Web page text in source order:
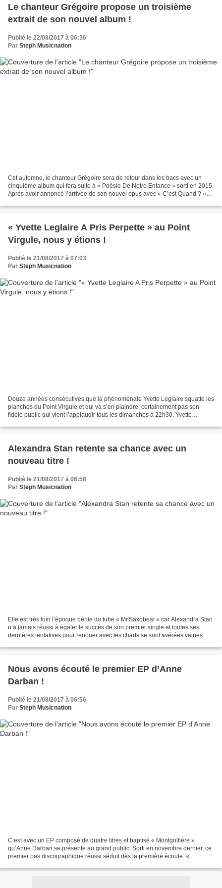
Le chanteur Grégoire propose un troisième
extrait de son nouvel album !
Publié le 22/08/2017 à 06:36
Par Steph Musicnation
Cet automne, le chanteur Grégoire sera de retour dans les bacs avec un
cinquième album qui fera suite à « Poésie De Notre Enfance » sorti en 2015.
Après avoir annoncé l’arrivée de son nouvel opus avec « C’est Quand ? »
« Yvette Leglaire A Pris Perpette » au Point
Virgule, nous y étions !
Publié le 21/08/2017 à 07:03
Par Steph Musicnation
Douze années consécutives que la phénoménale Yvette Leglaire squatte les
planches du Point Virgule et qui va s’en plaindre, certainement pas son
fidèle public qui vient l’applaudir tous les dimanches à 22h30. Yvette
Alexandra Stan retente sa chance avec un
nouveau titre !
Publié le 21/08/2017 à 06:58
Par Steph Musicnation
Elle est très loin l’époque bénie du tube « Mr.Saxobeat » car Alexandra Stan
n’a jamais réussi à égaler le succès de son premier single et toutes ses
dernières tentatives pour renouer avec les charts se sont avérées vaines. Au
Nous avons écouté le premier EP d’Anne
Darban !
Publié le 21/08/2017 à 06:56
Par Steph Musicnation
C’est avec un EP composé de quatre titres et baptisé « Montgolfière »
qu’Anne Darban se présente au grand public. Sorti en novembre dernier, ce
premier pas discographique réussi séduit dès la première écoute. «